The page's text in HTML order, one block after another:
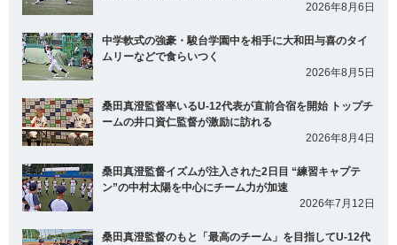
2026年8月6日
中学軟式の強豪・駿台学園中を相手に大和田与喜のタイ
ムリーなどで食らいつく
2026年8月5日
桑田真澄監督率いるU-12代表が直前合宿を開始 トップチ
ームの井口資仁監督が激励に訪れる
2026年8月4日
桑田真澄監督イズムが注入された2日目 “練習キャプテ
ン”の中村太陽を中心にチーム力が加速
2026年7月12日
桑田真澄監督のもと「最高のチーム」を目指してU-12代